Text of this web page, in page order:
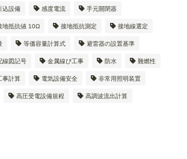
込設備 感度電流 手元開閉器
地抵抗値 10Ω 接地抵抗測定 接地線選定
等価容量計算式 避雷器の設置基準
線図記号 金属線ぴ工事 防水 難燃性
事計算 電気設備安全 非常用照明装置
高圧受電設備規程 高調波流出計算